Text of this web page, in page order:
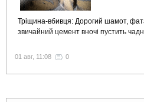
Тріщина-вбивця: Дорогий шамот,
звичайний цемент вночі пустить
01 авг, 11:08 0